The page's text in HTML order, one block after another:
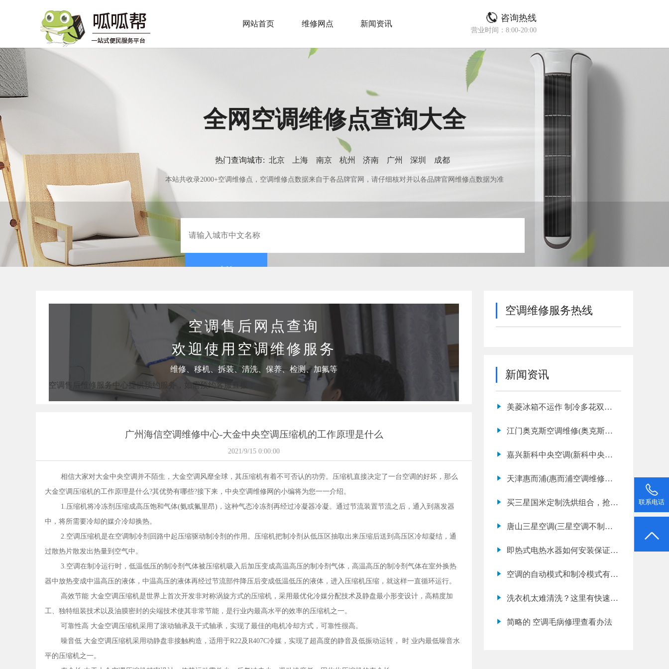
网站首页 维修网点 新闻资讯
咨询热线
营业时间：8:00-20:00
全网空调维修点查询大全
热门查询城市: 北京 上海 南京 杭州 济南 广州 深圳 成都
本站共收录2000+空调维修点，空调维修点数据来自于各品牌官网，请仔细核对并以各品牌官网维修点数据为准
空调售后网点查询
欢迎使用空调维修服务
维修、移机、拆装、清洗、保养、检测、加氟等
空调售后维修服务中心提供预约服务，如需预约客服直拨：
广州海信空调维修中心-大金中央空调压缩机的工作原理是什么
2021/9/15 0:00:00
相信大家对大金中央空调并不陌生，大金空调风靡全球，其压缩机有着不可否认的功劳。压缩机直接决定了一台空调的好坏，那么
大金空调压缩机的工作原理是什么?其优势有哪些?接下来，中央空调维修网的小编将为您一一介绍。
1.压缩机将冷冻剂压缩成高压饱和气体(氨或氟里昂)，这种气态冷冻剂再经过冷凝器冷凝。通过节流装置节流之后，通入到蒸发器
中，将所需要冷却的媒介冷却换热。
2.空调压缩机是在空调制冷剂回路中起压缩驱动制冷剂的作用。压缩机把制冷剂从低压区抽取出来压缩后送到高压区冷却凝结，通
过散热片散发出热量到空气中。
3.空调在制冷运行时，低温低压的制冷剂气体被压缩机吸入后加压变成高温高压的制冷剂气体，高温高压的制冷剂气体在室外换热
器中放热变成中温高压的液体，中温高压的液体再经过节流部件降压后变成低温低压的液体，进入压缩机压缩，就这样一直循环运行。
高效节能 大金空调压缩机是世界上首次开发非对称涡旋方式的压缩机，采用最优化冷媒分配技术及静盘最小形变设计，高精度加
工、独特组装技术以及油膜密封的尖端技术使其非常节能，是行业内最高水平的效率的压缩机之一。
可靠性高 大金空调压缩机采用了滚动轴承及干式轴承，实现了最佳的电机冷却方式，可靠性很高。
噪音低 大金空调压缩机采用动静盘非接触构造，适用于R22及R407C冷媒，实现了超高度的静音及低振动运转， 时 业内最低噪音水
平的压缩机之一。
空调维修服务热线
新闻资讯
美菱冰箱不运作 制冷多花双倍
江门奥克斯空调维修(奥克斯空
嘉兴新科中央空调(新科中央空
天津惠而浦(惠而浦空调维修服
买三星国米定制洗烘组合，抢球
唐山三星空调(三星空调不制热
即热式电热水器如何安装保证安
空调的自动模式和制冷模式有什
洗衣机太难清洗？这里有快速清
简略的 空调毛病修理查看办法
联系电话